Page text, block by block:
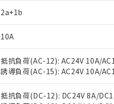
2a+1b
10A
抵抗負荷(AC-12): AC24V 10A/
誘導負荷(AC-15): AC24V 10A/
抵抗負荷(DC-12): DC24V 8A/
ご利用条件
以下の条件をお読みいただき
本サービスは、当社制
くものです。
当社制御機器事業取扱
のであり、閲覧された時
非該当品：ライセンス料など
仕入先様の事情により、非含
があります。
*EU RoHS指令（10物質）：
鉛(Pb) 1000ppm以下、 水銀(Hg)
六価クロム(Cr(Ⅵ)) 1000ppm以下、ポ
但し、RoHS指令で産業用監視および
※1 中国RoHS○×表
「－」：未確認です。当社販
*中国RoHS10物質の基準値 (GB/
Pb(鉛) :1000ppm、 Hg(水銀) :
Cr(Ⅵ)(六価クロム) : 1000ppm、 PBBs(
当社は、これら貴社製品
う）を輸出または国外
当社は規制貨物を破棄
ます。
記
号
説明